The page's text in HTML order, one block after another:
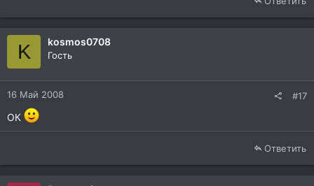
K kosmos0708
Гость
16 Май 2008 #17
ОК
Ответить